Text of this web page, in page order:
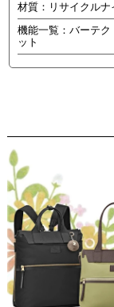
材質：リサイクル
機能一覧：バーテ
ット